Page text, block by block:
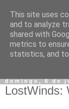
domingo, 6 de
LostWinds:
This site uses
and to analyze
shared with
metrics to
statistics, and